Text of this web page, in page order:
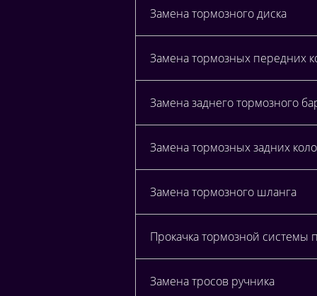
Замена тормозного диска
Замена тормозных передних
Замена заднего тормозного
Замена тормозных задних
Замена тормозного шланга
Прокачка тормозной системы
Замена тросов ручника